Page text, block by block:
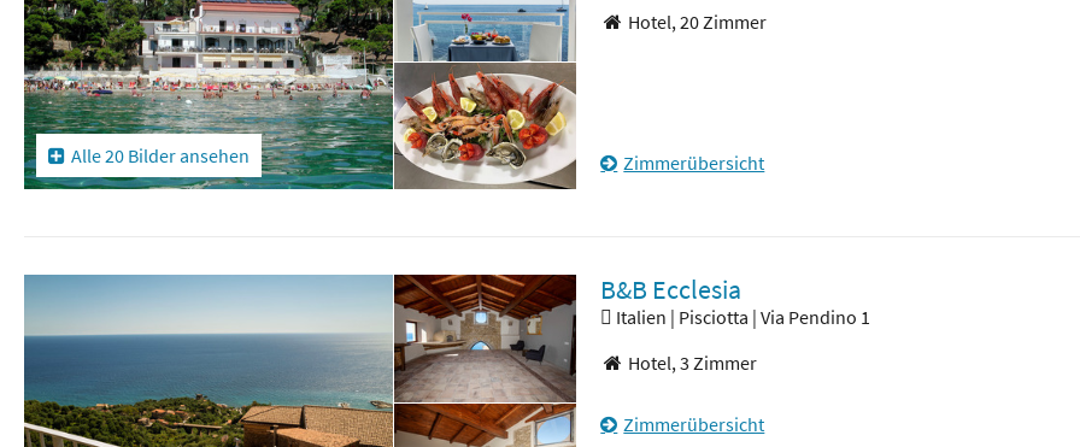
Alle 20 Bilder ansehen
Hotel,20 Zimmer
Zimmerübersicht
B&B Ecclesia
Italien | Pisciotta | Via Pendino 1
Hotel,3 Zimmer
Zimmerübersicht